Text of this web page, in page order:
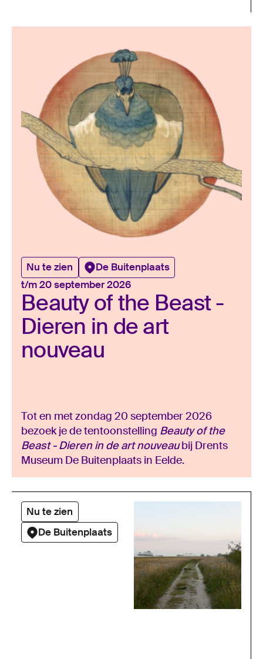
Nu te zien
De Buitenplaats
t/m 20 september 2026
Beauty of the Beast -
Dieren in de art
nouveau
Tot en met zondag 20 september 2026
bezoek je de tentoonstelling Beauty of the
Beast - Dieren in de art nouveaubij Drents
Museum De Buitenplaats in Eelde.
Nu te zien
De Buitenplaats